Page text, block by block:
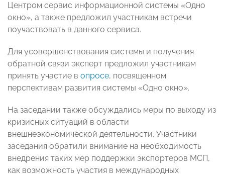
Центром сервис информационной системы «Одно
окно», а также предложил участникам встречи
поучаствовать в данного сервиса.
Для усовершенствования системы и получения
обратной связи эксперт предложил участникам
принять участие в опросе, посвященном
перспективам развития системы «Одно окно».
На заседании также обсуждались меры по выходу из
кризисных ситуаций в области
внешнеэкономической деятельности. Участники
заседания обратили внимание на необходимость
внедрения таких мер поддержки экспортеров МСП,
как возможность участия в международных